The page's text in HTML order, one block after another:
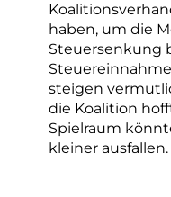
haben, um die
Steuersenkung
steigen
die Koalition
Spielraum
kleiner ausfallen.